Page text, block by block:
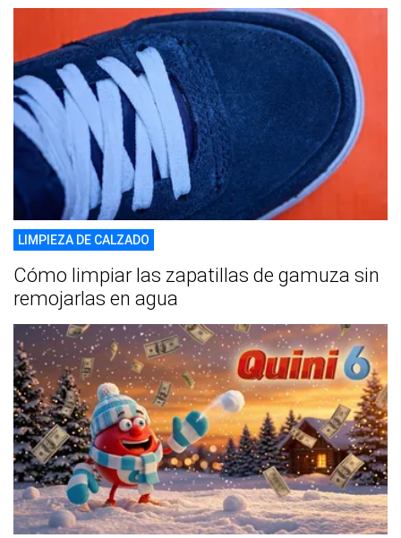
LIMPIEZA DE CALZADO
Cómo limpiar las zapatillas de gamuza sin
remojarlas en agua